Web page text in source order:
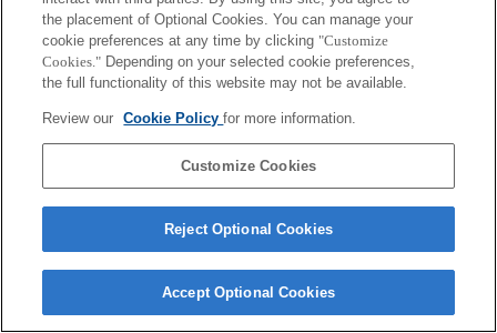
the placement of Optional Cookies. You can manage your
cookie preferences at any time by clicking "Customize
Cookies." Depending on your selected cookie preferences,
the full functionality of this website may not be available.
Review our Cookie Policyfor more information.
Customize Cookies
Reject Optional Cookies
Accept Optional Cookies